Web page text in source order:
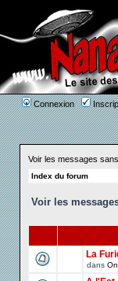
Connexion
Voir les messages
Index du forum
Voir les
La
dans